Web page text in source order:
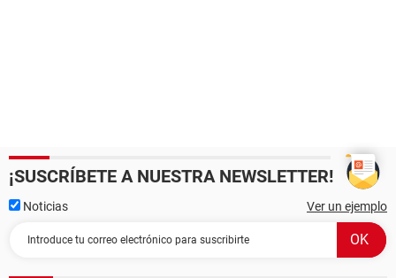
¡SUSCRÍBETE A NUESTRA NEWSLETTER!
Noticias Ver un ejemplo